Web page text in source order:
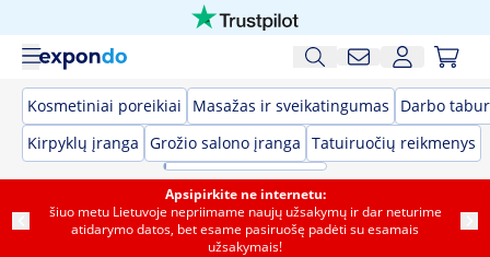
Kosmetiniai poreikiai Masažas ir sveikatingumas
Darbo
Kirpyklų įranga Grožio salono įranga Tatuiruočių reikmenys
Apsipirkite ne internetu:
šiuo metu Lietuvoje nepriimame naujų užsakymų ir dar neturime
atidarymo datos, bet esame pasiruošę padėti su esamais
užsakymais!